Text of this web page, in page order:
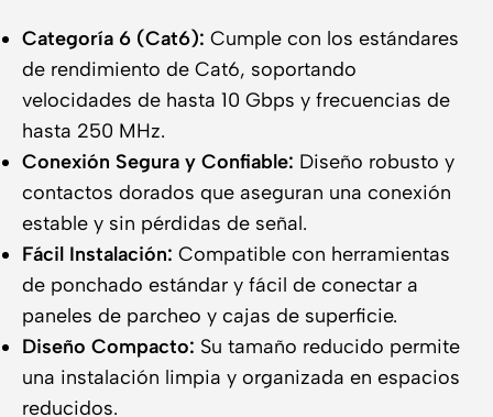
Categoría 6 (Cat6): Cumple con los estándares
de rendimiento de Cat6, soportando
velocidades de hasta 10 Gbps y frecuencias de
hasta 250 MHz.
Conexión Segura y Confiable: Diseño robusto y
contactos dorados que aseguran una conexión
estable y sin pérdidas de señal.
Fácil Instalación: Compatible con herramientas
de ponchado estándar y fácil de conectar a
paneles de parcheo y cajas de superficie.
Diseño Compacto: Su tamaño reducido permite
una instalación limpia y organizada en espacios
reducidos.